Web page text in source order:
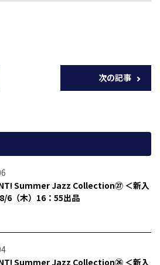
次の記事
Summer Jazz Collection㉗ ＜新入
6（木）16：55出品
Summer Jazz Collection㉖ ＜新入